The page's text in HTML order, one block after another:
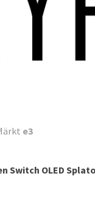
e3
Switch OLED